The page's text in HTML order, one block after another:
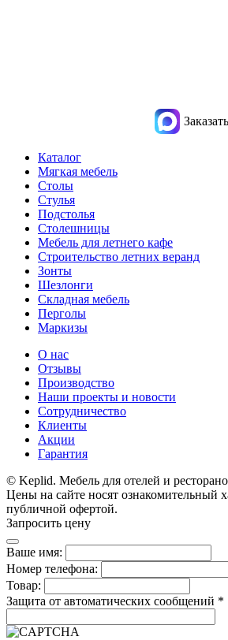
Каталог
Мягкая мебель
Столы
Стулья
Подстолья
Столешницы
Мебель для летнего кафе
Строительство летних веранд
Зонты
Шезлонги
Складная мебель
Перголы
Маркизы
О нас
Отзывы
Производство
Наши проекты и новости
Сотрудничество
Клиенты
Акции
Гарантия
© Keplid. Мебель для отелей и
Цены на сайте носят ознакомительный
публичной офертой.
Запросить цену
Ваше имя:
Номер телефона:
Товар:
Защита от автоматических сообщений *